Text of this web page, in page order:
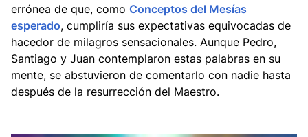
errónea de que, como Conceptos del Mesías
esperado, cumpliría sus expectativas equivocadas de
hacedor de milagros sensacionales. Aunque Pedro,
Santiago y Juan contemplaron estas palabras en su
mente, se abstuvieron de comentarlo con nadie hasta
después de la resurrección del Maestro.